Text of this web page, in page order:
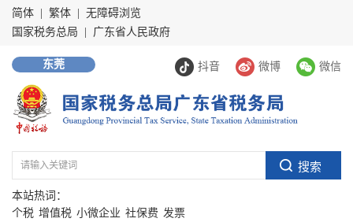
简体 繁体
无障碍浏览
国家税务总局
广东省人民政府
抖音 微博 微信
东莞
本站热词：
个税 增值税 小微企业 社保费 发票